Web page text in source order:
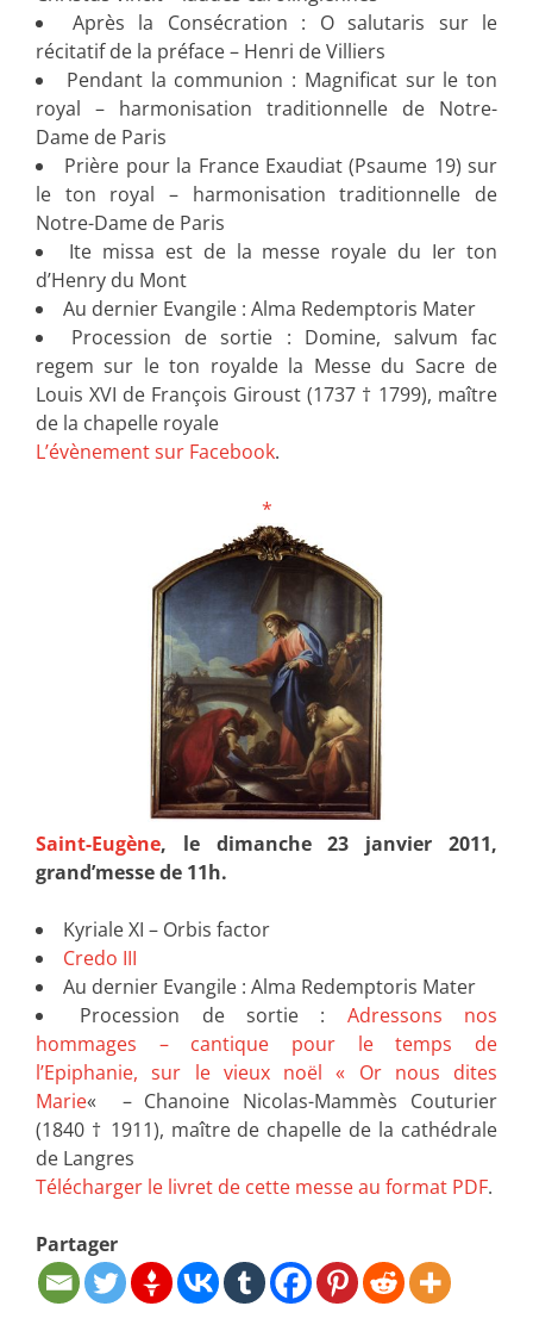
Après la Consécration : O salutaris sur le
récitatif de la préface – Henri de Villiers
Pendant la communion : Magnificat sur le ton
royal – harmonisation traditionnelle de Notre-
Dame de Paris
Prière pour la France Exaudiat (Psaume 19) sur
le ton royal – harmonisation traditionnelle de
Notre-Dame de Paris
Ite missa est de la messe royale du Ier ton
d’Henry du Mont
Au dernier Evangile : Alma Redemptoris Mater
Procession de sortie : Domine, salvum fac
regem sur le ton royalde la Messe du Sacre de
Louis XVI de François Giroust (1737 † 1799), maître
de la chapelle royale
L’évènement sur Facebook.
*
Saint-Eugène, le dimanche 23 janvier 2011,
grand’messe de 11h.
Kyriale XI – Orbis factor
Credo III
Au dernier Evangile : Alma Redemptoris Mater
Procession de sortie : Adressons nos
hommages – cantique pour le temps de
l’Epiphanie, sur le vieux noël « Or nous dites
Marie« – Chanoine Nicolas-Mammès Couturier
(1840 † 1911), maître de chapelle de la cathédrale
de Langres
Télécharger le livret de cette messe au format PDF.
Partager